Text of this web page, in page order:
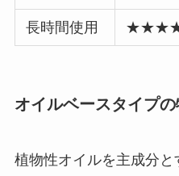
長時間使用
オイルベースタイプ
植物性オイルを主成分